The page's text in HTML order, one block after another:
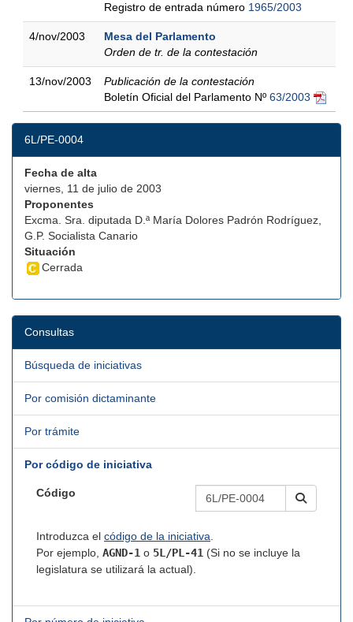
Registro de entrada número 1965/2003
4/nov/2003
Mesa del Parlamento
Orden de tr. de la contestación
13/nov/2003
Publicación de la contestación
Boletín Oficial del Parlamento Nº 63/2003
6L/PE-0004
Fecha de alta
viernes, 11 de julio de 2003
Proponentes
Excma. Sra. diputada D.ª María Dolores Padrón Rodríguez,
G.P. Socialista Canario
Situación
Cerrada
Consultas
Búsqueda de iniciativas
Por comisión dictaminante
Por trámite
Por código de iniciativa
Código
Introduzca el código de la iniciativa.
Por ejemplo, AGND-1 o 5L/PL-41 (Si no se incluye la
legislatura se utilizará la actual).